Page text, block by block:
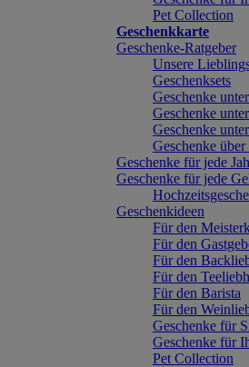
Pet Collection
Geschenkkarte
Geschenke-Ratgeber
Unsere
Geschenksets
Geschenke
Geschenke
Geschenke
Geschenke
Geschenke für jede
Geschenke für jede
Geschenkideen
Für den
Für den
Für den
Für den
Für den Barista
Für den
Geschenke für
Geschenke für
Pet Collection